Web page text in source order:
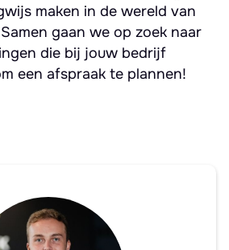
maken in de wereld van
gaan we op zoek naar
die bij jouw bedrijf
een afspraak te plannen!